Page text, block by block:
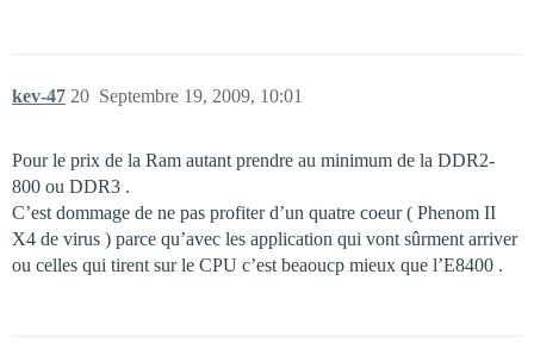
kev-47 Septembre 19, 2009, 10:01
20
Pour le prix de la Ram autant prendre au minimum de la DDR2-
800 ou DDR3 .
C’est dommage de ne pas profiter d’un quatre coeur ( Phenom II
X4 de virus ) parce qu’avec les application qui vont sûrment arriver
ou celles qui tirent sur le CPU c’est beaoucp mieux que l’E8400 .